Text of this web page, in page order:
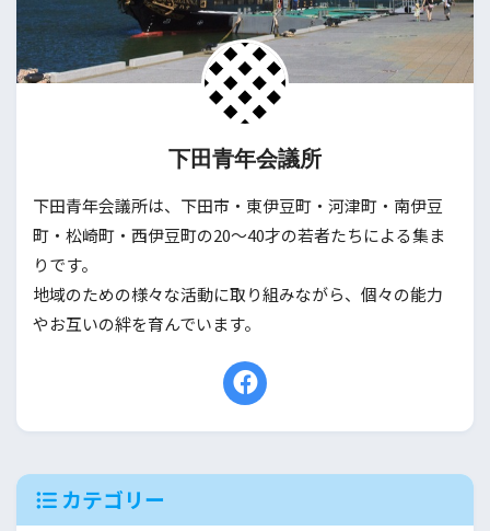
下田青年会議所
下田青年会議所は、下田市・東伊豆町・河津町・南伊豆
町・松崎町・西伊豆町の20〜40才の若者たちによる集ま
りです。
地域のための様々な活動に取り組みながら、個々の能力
やお互いの絆を育んでいます。
カテゴリー